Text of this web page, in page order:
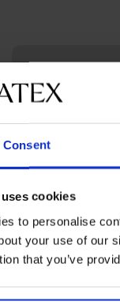
Consent
cookies
to personalise
your use of our
that you’ve
-20% BRA20